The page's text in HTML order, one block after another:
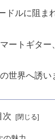
ルに阻ま
ートギター
世界へ誘い
次